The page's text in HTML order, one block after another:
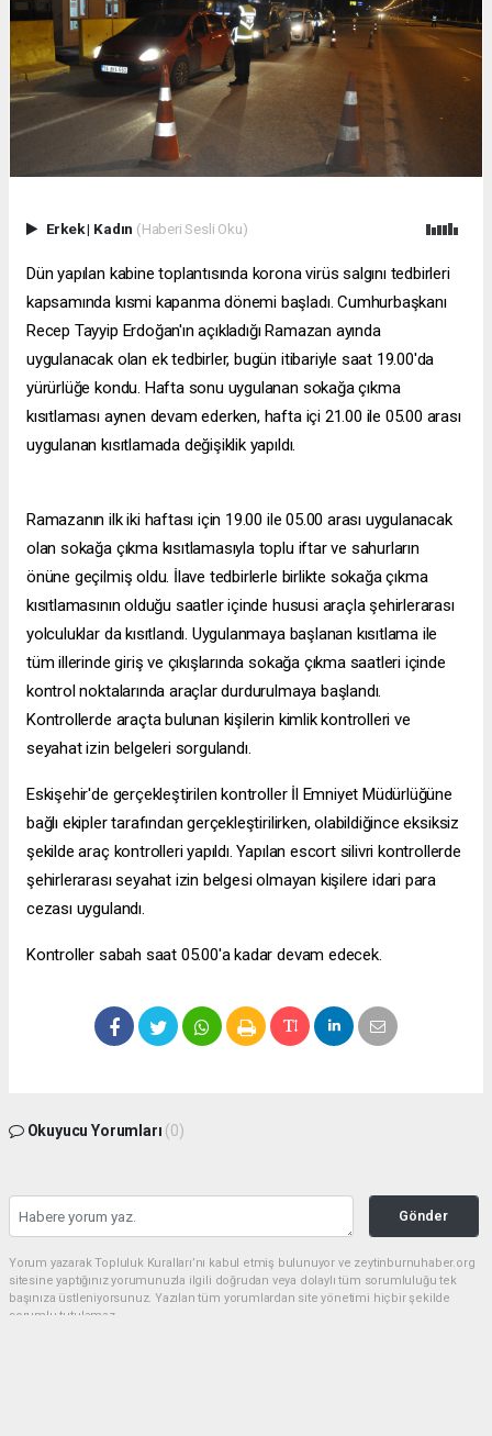
Erkek| Kadın (Haberi Sesli Oku)
Dün yapılan kabine toplantısında korona virüs salgını tedbirleri
kapsamında kısmi kapanma dönemi başladı. Cumhurbaşkanı
Recep Tayyip Erdoğan'ın açıkladığı Ramazan ayında
uygulanacak olan ek tedbirler, bugün itibariyle saat 19.00'da
yürürlüğe kondu. Hafta sonu uygulanan sokağa çıkma
kısıtlaması aynen devam ederken, hafta içi 21.00 ile 05.00 arası
uygulanan kısıtlamada değişiklik yapıldı.
Ramazanın ilk iki haftası için 19.00 ile 05.00 arası uygulanacak
olan sokağa çıkma kısıtlamasıyla toplu iftar ve sahurların
önüne geçilmiş oldu. İlave tedbirlerle birlikte sokağa çıkma
kısıtlamasının olduğu saatler içinde hususi araçla şehirlerarası
yolculuklar da kısıtlandı. Uygulanmaya başlanan kısıtlama ile
tüm illerinde giriş ve çıkışlarında sokağa çıkma saatleri içinde
kontrol noktalarında araçlar durdurulmaya başlandı.
Kontrollerde araçta bulunan kişilerin kimlik kontrolleri ve
seyahat izin belgeleri sorgulandı.
Eskişehir'de gerçekleştirilen kontroller İl Emniyet Müdürlüğüne
bağlı ekipler tarafından gerçekleştirilirken, olabildiğince eksiksiz
şekilde araç kontrolleri yapıldı. Yapılan escort silivri kontrollerde
şehirlerarası seyahat izin belgesi olmayan kişilere idari para
cezası uygulandı.
Kontroller sabah saat 05.00'a kadar devam edecek.
Okuyucu Yorumları (0)
Gönder
Yorum yazarak Topluluk Kuralları’nı kabul etmiş bulunuyor ve zeytinburnuhaber.org
sitesine yaptığınız yorumunuzla ilgili doğrudan veya dolaylı tüm sorumluluğu tek
başınıza üstleniyorsunuz. Yazılan tüm yorumlardan site yönetimi hiçbir şekilde
sorumlu tutulamaz.